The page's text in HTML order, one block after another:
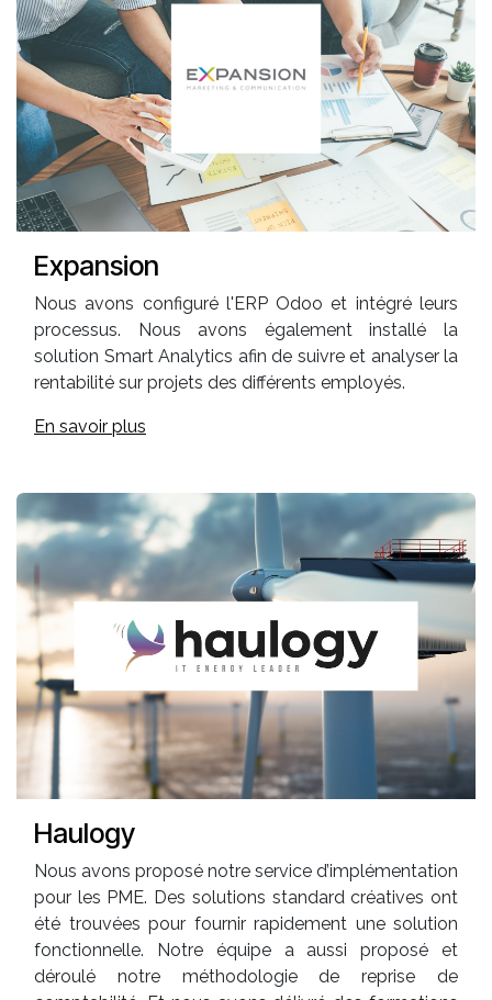
Expansion
Nous avons configuré l'ERP Odoo et intégré leurs
processus. Nous avons également installé la
solution Smart Analytics afin de suivre et analyser la
rentabilité sur projets des différents employés.
En savoir plus
Haulogy
Nous avons proposé notre service d’implémentation
pour les PME. Des solutions standard créatives ont
été trouvées pour fournir rapidement une solution
fonctionnelle. Notre équipe a aussi proposé et
déroulé notre méthodologie de reprise de